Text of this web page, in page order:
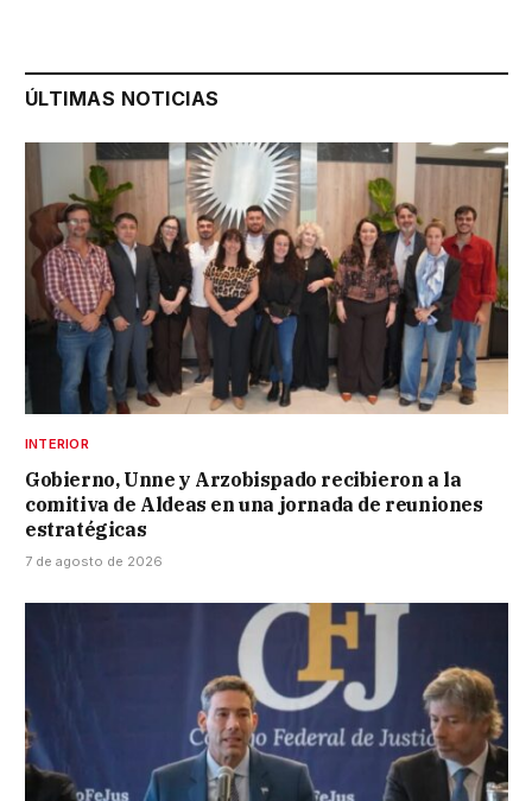
ÚLTIMAS NOTICIAS
INTERIOR
Gobierno, Unne y Arzobispado recibieron a la
comitiva de Aldeas en una jornada de reuniones
estratégicas
7 de agosto de 2026